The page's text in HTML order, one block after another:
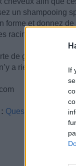
If
un shampooing
forme et donnez
racines.
de garder le
a rien de pire
Questions et